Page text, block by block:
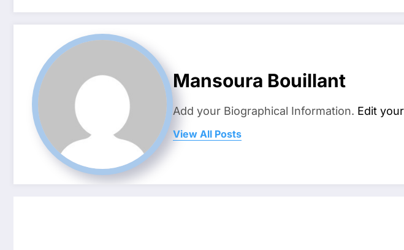
Mansoura Bouillant
Add your Biographical Information. Edit
View All Posts